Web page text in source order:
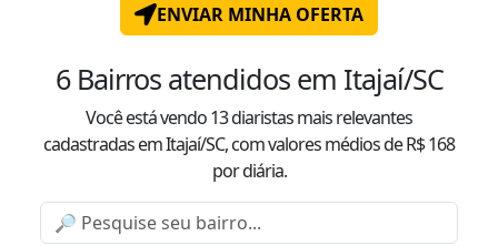
ENVIAR MINHA OFERTA
6 Bairros atendidos em Itajaí/SC
Você está vendo13diaristas mais relevantes
cadastradasem Itajaí/SC, com valoresmédiosde R$168
por diária.